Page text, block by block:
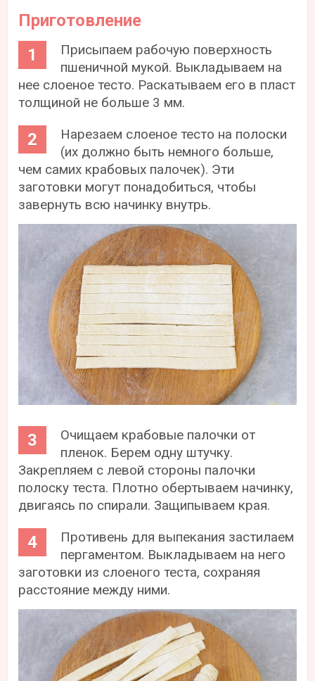
Приготовление
Присыпаем рабочую поверхность
пшеничной мукой. Выкладываем на
нее слоеное тесто. Раскатываем его в пласт
толщиной не больше 3 мм.
Нарезаем слоеное тесто на полоски
(их должно быть немного больше,
чем самих крабовых палочек). Эти
заготовки могут понадобиться, чтобы
завернуть всю начинку внутрь.
Очищаем крабовые палочки от
пленок. Берем одну штучку.
Закрепляем с левой стороны палочки
полоску теста. Плотно обертываем начинку,
двигаясь по спирали. Защипываем края.
Противень для выпекания застилаем
пергаментом. Выкладываем на него
заготовки из слоеного теста, сохраняя
расстояние между ними.